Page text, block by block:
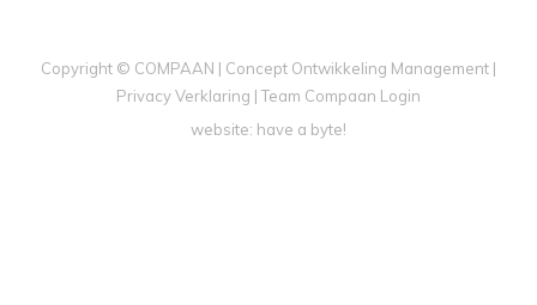
Copyright © COMPAAN | Concept Ontwikkeling Management |
Privacy Verklaring |Team Compaan Login
website: have a byte!